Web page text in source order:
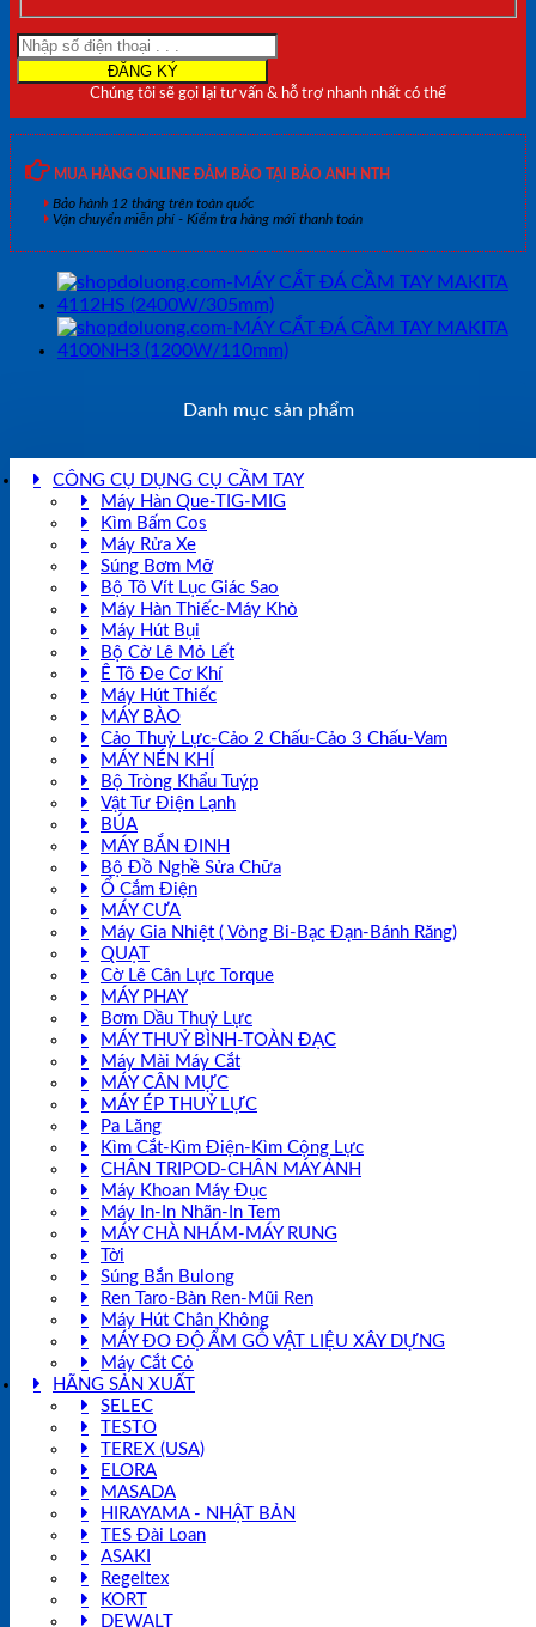
MAKITA
4107R
(1400W/180mm)
số
Chúng tôi sẽ gọi lại tư vấn & hỗ trợ nhanh nhất có thể
MUA HÀNG ONLINE ĐẢM BẢO TẠI BẢO ANH NTH
Bảo hành 12 tháng trên toàn quốc
Vận chuyển miễn phí - Kiểm tra hàng mới thanh toán
Danh mục sản phẩm
CÔNG CỤ DỤNG CỤ CẦM TAY
Máy Hàn Que-TIG-MIG
Kìm Bấm Cos
Máy Rửa Xe
Súng Bơm Mỡ
Bộ Tô Vít Lục Giác Sao
Máy Hàn Thiếc-Máy Khò
Máy Hút Bụi
Bộ Cờ Lê Mỏ Lết
Ê Tô Đe Cơ Khí
Máy Hút Thiếc
MÁY BÀO
Cảo Thuỷ Lực-Cảo 2 Chấu-Cảo 3 Chấu-Vam
MÁY NÉN KHÍ
Bộ Tròng Khẩu Tuýp
Vật Tư Điện Lạnh
BÚA
MÁY BẮN ĐINH
Bộ Đồ Nghề Sửa Chữa
Ổ Cắm Điện
MÁY CƯA
Máy Gia Nhiệt ( Vòng Bi-Bạc Đạn-Bánh Răng)
QUẠT
Cờ Lê Cân Lực Torque
MÁY PHAY
Bơm Dầu Thuỷ Lực
MÁY THUỶ BÌNH-TOÀN ĐẠC
Máy Mài Máy Cắt
MÁY CÂN MỰC
MÁY ÉP THUỶ LỰC
Pa Lăng
Kìm Cắt-Kìm Điện-Kìm Cộng Lực
CHÂN TRIPOD-CHÂN MÁY ẢNH
Máy Khoan Máy Đục
Máy In-In Nhãn-In Tem
MÁY CHÀ NHÁM-MÁY RUNG
Tời
Súng Bắn Bulong
Ren Taro-Bàn Ren-Mũi Ren
Máy Hút Chân Không
MÁY ĐO ĐỘ ẨM GỖ VẬT LIỆU XÂY DỰNG
Máy Cắt Cỏ
HÃNG SẢN XUẤT
SELEC
TESTO
TEREX (USA)
ELORA
MASADA
HIRAYAMA - NHẬT BẢN
TES Đài Loan
ASAKI
Regeltex
KORT
DEWALT